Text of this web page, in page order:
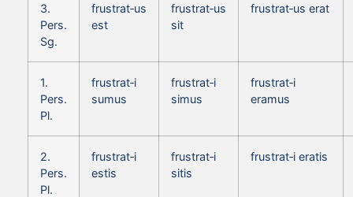
3.
Pers.
Sg.
frustrat‑us
est
frustrat‑us
sit
frustrat‑us erat
1.
Pers.
Pl.
frustrat‑i
sumus
frustrat‑i
simus
frustrat‑i
eramus
2.
Pers.
Pl.
frustrat‑i
estis
frustrat‑i
sitis
frustrat‑i eratis